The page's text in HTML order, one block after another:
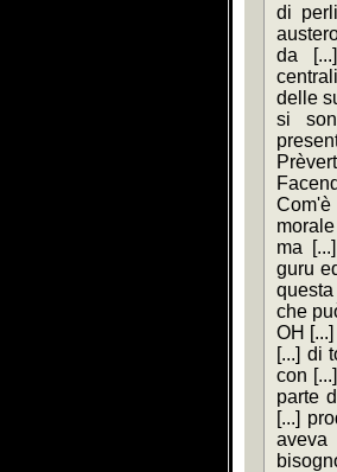
di
da
delle
si
ma
guru
che
OH
[...] di
con
parte
[...]
aveva